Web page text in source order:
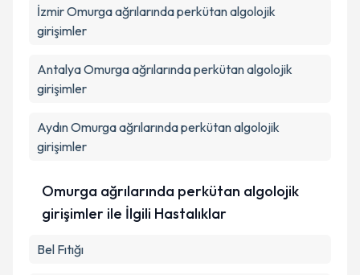
İzmirOmurga ağrılarında perkütan algolojik
girişimler
AntalyaOmurga ağrılarında perkütan algolojik
girişimler
AydınOmurga ağrılarında perkütan algolojik
girişimler
Omurga ağrılarında perkütan algolojik
girişimler ile İlgili Hastalıklar
Bel Fıtığı